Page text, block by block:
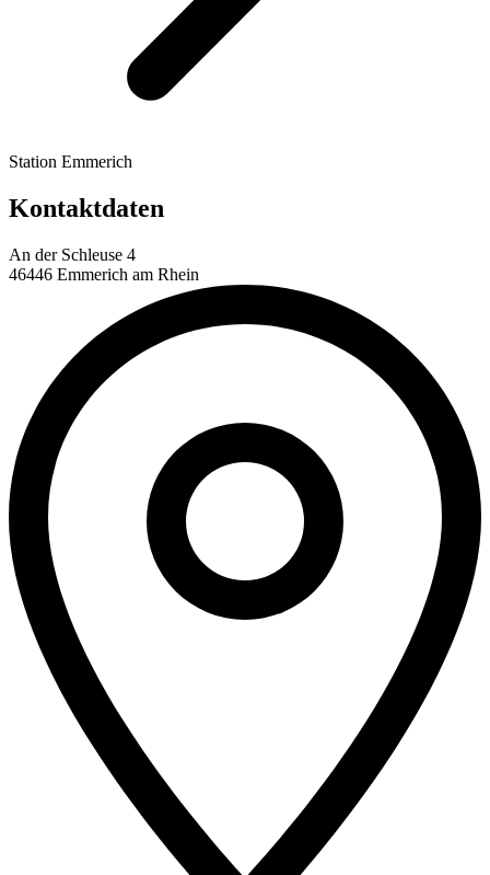
Station Emmerich
Kontaktdaten
An der Schleuse 4
46446 Emmerich am Rhein